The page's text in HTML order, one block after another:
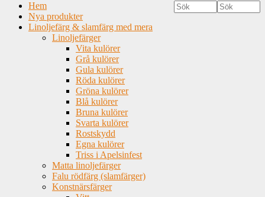
Hem
Nya produkter
Linoljefärg & slamfärg med mera
Linoljefärger
Vita kulörer
Grå kulörer
Gula kulörer
Röda kulörer
Gröna kulörer
Blå kulörer
Bruna kulörer
Svarta kulörer
Rostskydd
Egna kulörer
Triss i Apelsinfest
Matta linoljefärger
Falu rödfärg (slamfärger)
Konstnärsfärger